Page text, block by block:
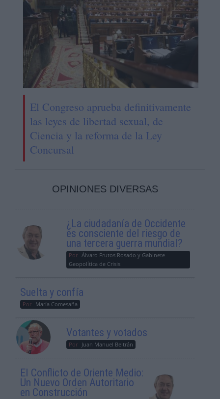
El Congreso aprueba definitivamente
las leyes de libertad sexual, de
Ciencia y la reforma de la Ley
Concursal
OPINIONES DIVERSAS
¿La ciudadanía de Occidente
es consciente del riesgo de
una tercera guerra mundial?
Por Álvaro Frutos Rosado y Gabinete
Geopolítica de Crisis
Suelta y confía
Por María Comesaña
Votantes y votados
Por Juan Manuel Beltrán
El Conflicto de Oriente Medio:
Un Nuevo Orden Autoritario
en Construcción